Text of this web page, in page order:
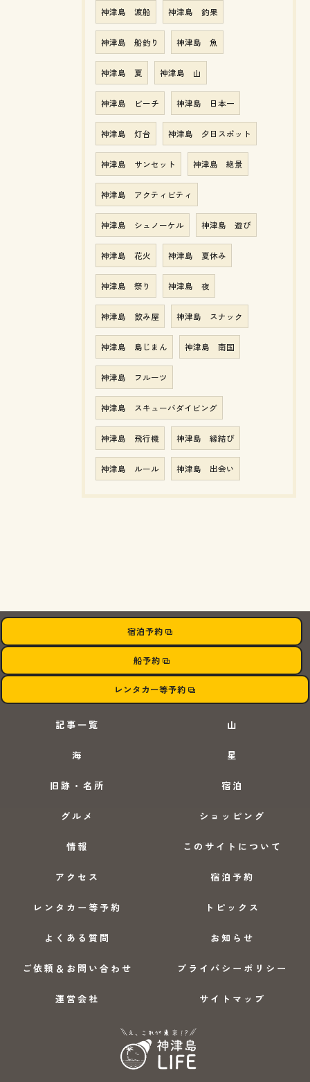
神津島 渡船 神津島 釣果
神津島 船釣り 神津島 魚
神津島 夏 神津島 山
神津島 ビーチ 神津島 日本一
神津島 灯台 神津島 夕日スポット
神津島 サンセット 神津島 絶景
神津島 アクティビティ
神津島 シュノーケル 神津島 遊び
神津島 花火 神津島 夏休み
神津島 祭り 神津島 夜
神津島 飲み屋 神津島 スナック
神津島 島じまん 神津島 南国
神津島 フルーツ
神津島 スキューバダイビング
神津島 飛行機 神津島 縁結び
神津島 ルール 神津島 出会い
宿泊予約
船予約
レンタカー等予約
記事一覧 山
海 星
旧跡・名所 宿泊
グルメ ショッピング
情報 このサイトについて
アクセス 宿泊予約
レンタカー等予約 トピックス
よくある質問 お知らせ
ご依頼＆お問い合わせ プライバシーポリシー
運営会社 サイトマップ